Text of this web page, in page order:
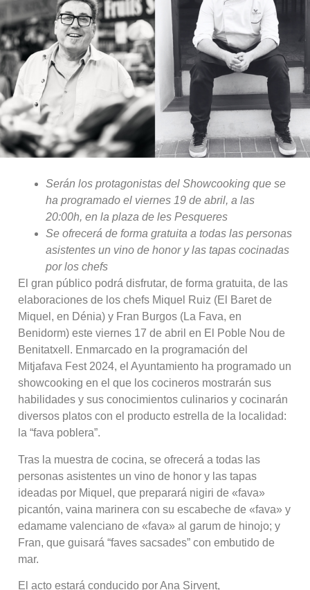
Serán los protagonistas del Showcooking que se
ha programado el viernes 19 de abril, a las
20:00h, en la plaza de les Pesqueres
Se ofrecerá de forma gratuita a todas las personas
asistentes un vino de honor y las tapas cocinadas
por los chefs
El gran público podrá disfrutar, de forma gratuita, de las
elaboraciones de los chefs Miquel Ruiz (El Baret de
Miquel, en Dénia) y Fran Burgos (La Fava, en
Benidorm) este viernes 17 de abril en El Poble Nou de
Benitatxell. Enmarcado en la programación del
Mitjafava Fest 2024, el Ayuntamiento ha programado un
showcooking en el que los cocineros mostrarán sus
habilidades y sus conocimientos culinarios y cocinarán
diversos platos con el producto estrella de la localidad:
la “fava poblera”.
Tras la muestra de cocina, se ofrecerá a todas las
personas asistentes un vino de honor y las tapas
ideadas por Miquel, que preparará nigiri de «fava»
picantón, vaina marinera con su escabeche de «fava» y
edamame valenciano de «fava» al garum de hinojo; y
Fran, que guisará “faves sacsades” con embutido de
mar.
El acto estará conducido por Ana Sirvent,